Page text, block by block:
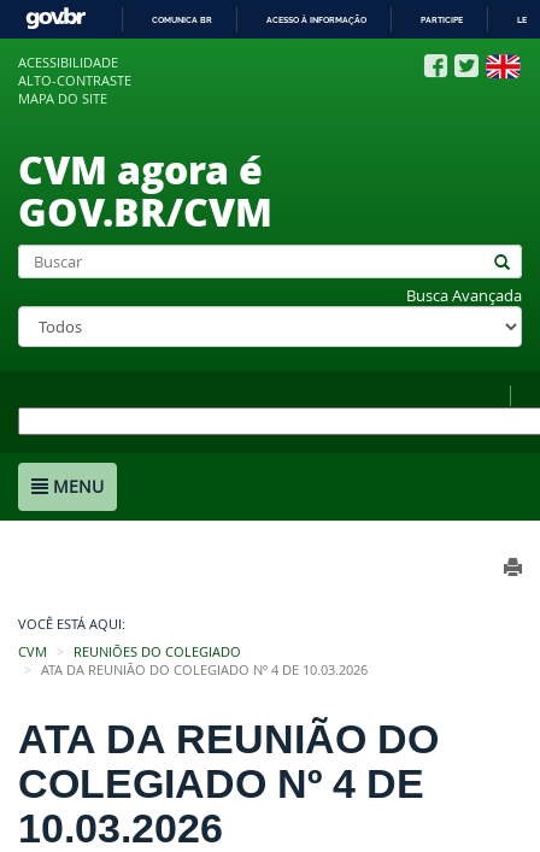
COMUNICA BR ACESSO À INFORMAÇÃO PARTICIPE
ACESSIBILIDADE
ALTO-CONTRASTE
MAPA DO SITE
CVM agora é
GOV.BR/CVM
Busca Avançada
MENU
VOCÊ ESTÁ AQUI:
CVM
REUNIÕES DO COLEGIADO
ATA DA REUNIÃO DO COLEGIADO Nº 4 DE 10.03.2026
ATA DA REUNIÃO DO
COLEGIADO Nº 4 DE
10.03.2026